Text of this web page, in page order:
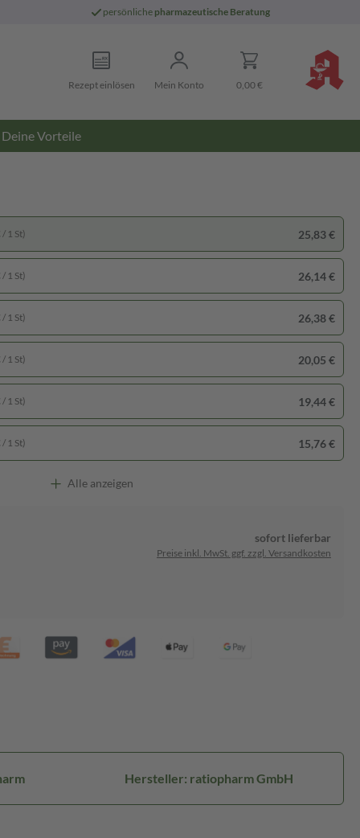
persönliche pharmazeutische Beratung
Rezept einlösen Mein Konto 0,00 €
Deine Vorteile
1 St) 26,14 €
1 St) 26,38 €
1 St) 25,83 €
1 St) 20,05 €
1 St) 19,44 €
1 St) 15,76 €
Alle anzeigen
sofort lieferbar
Preise inkl. MwSt. ggf. zzgl. Versandkosten
Hersteller: ratiopharm GmbH